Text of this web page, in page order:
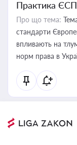
Практика
Про що тема:
стандарти
впливають на
норм права в